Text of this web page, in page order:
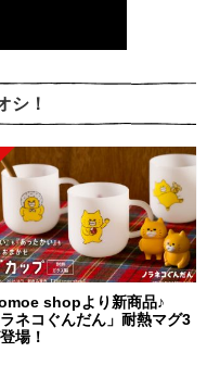
シ！
shopより新商品♪
ラネコぐんだん」耐熱マグ3
場！